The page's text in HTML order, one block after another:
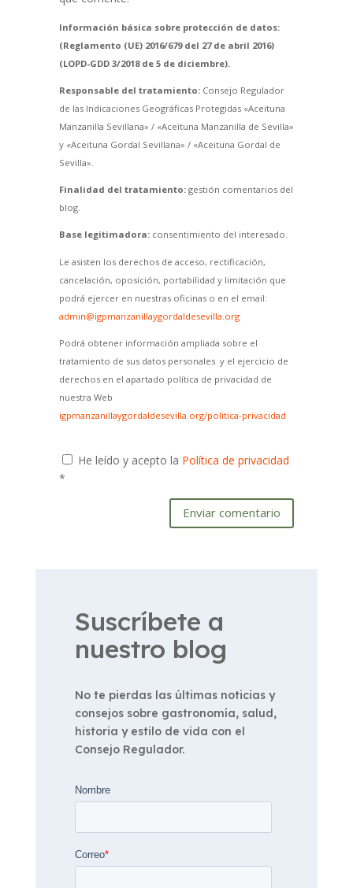
Información básica sobre protección de datos:
(Reglamento (UE) 2016/679 del 27 de abril 2016)
(LOPD-GDD 3/2018 de 5 de diciembre).
Responsable del tratamiento:Consejo Regulador
de las Indicaciones Geográficas Protegidas «Aceituna
Manzanilla Sevillana» / «Aceituna Manzanilla de Sevilla»
y «Aceituna Gordal Sevillana» / «Aceituna Gordal de
Sevilla».
Finalidad del tratamiento:gestión comentarios del
blog.
Base legitimadora:consentimiento del interesado.
Le asisten los derechos de acceso, rectificación,
cancelación, oposición, portabilidad y limitación que
podrá ejercer en nuestras oficinas o en el email:
admin@igpmanzanillaygordaldesevilla.org
Podrá obtener información ampliada sobre el
tratamiento de sus datos personales y el ejercicio de
derechos en el apartado política de privacidad de
nuestra Web
igpmanzanillaygordaldesevilla.org/politica-privacidad
He leído y acepto la Política de privacidad
*
Enviar comentario
Suscríbete a
nuestro blog
No te pierdas las últimas noticias y
consejos sobre gastronomía, salud,
historia y estilo de vida con el
Consejo Regulador.